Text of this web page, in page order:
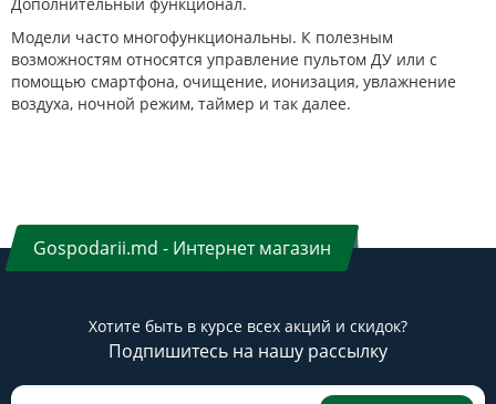
Модели часто многофункциональны. К полезным
возможностям относятся управление пультом ДУ или с
помощью смартфона, очищение, ионизация, увлажнение
воздуха, ночной режим, таймер и так далее.
Gospodarii.md - Интернет магазин
Хотите быть в курсе всех акций и скидок?
Подпишитесь на нашу рассылку